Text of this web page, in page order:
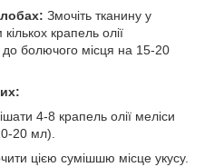
Змочіть тканину у
крапель олії
до болючого місця на 15-20
4-8 крапель олії меліси
20 мл).
цією сумішшю місце укусу.